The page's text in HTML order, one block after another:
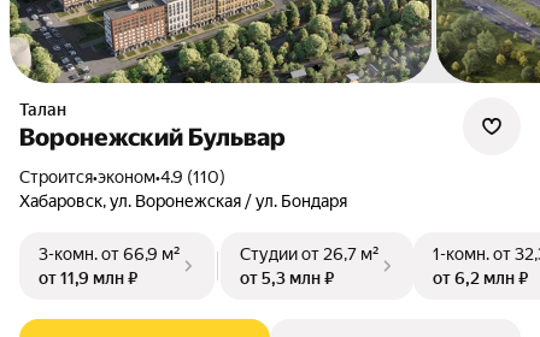
Талан
Воронежский Бульвар
Строится•эконом•4.9 (110)
Хабаровск, ул. Воронежская / ул. Бондаря
3-комн.от 66,9 м²
от 11,9 млн ₽
Студииот 26,7 м²
от 5,3 млн ₽
1-комн.от
от 6,2 млн ₽